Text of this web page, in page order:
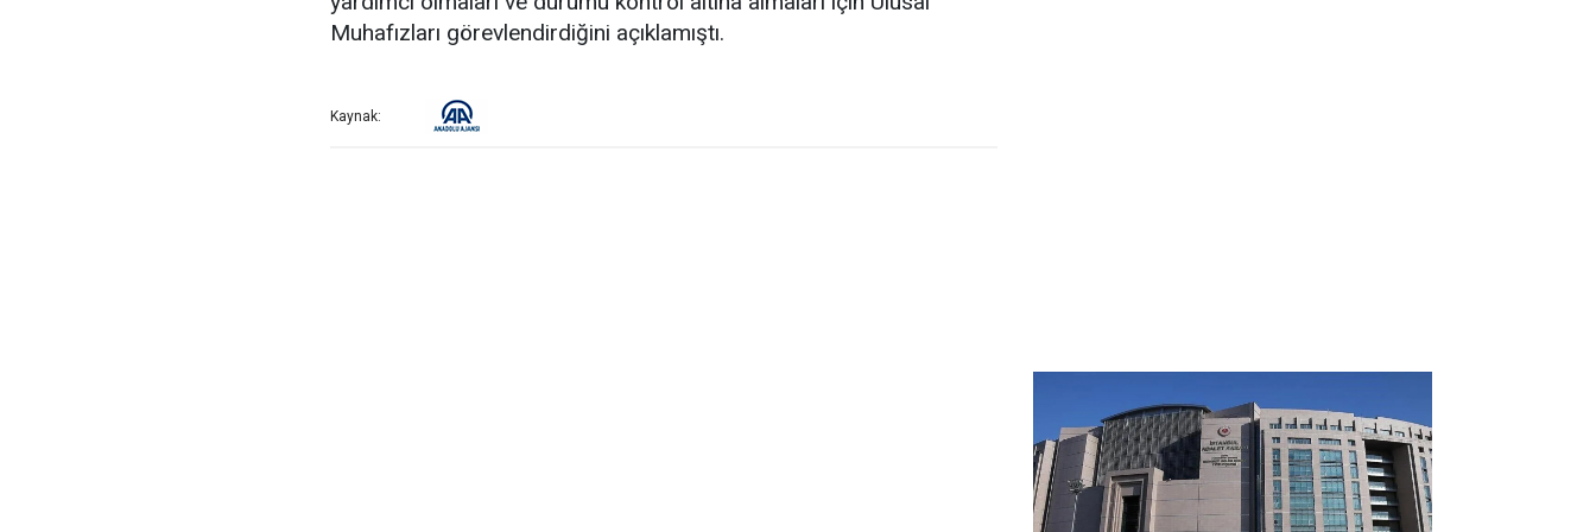
Muhafızları görevlendirdiğini açıklamıştı.
Kaynak: